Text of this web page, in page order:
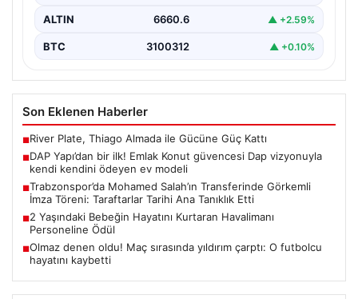
ALTIN 6660.6 ▲ +2.59%
BTC 3100312 ▲ +0.10%
Son Eklenen Haberler
■River Plate, Thiago Almada ile Gücüne Güç Kattı
■DAP Yapı’dan bir ilk! Emlak Konut güvencesi Dap vizyonuyla
kendi kendini ödeyen ev modeli
■Trabzonspor’da Mohamed Salah’ın Transferinde Görkemli
İmza Töreni: Taraftarlar Tarihi Ana Tanıklık Etti
■2 Yaşındaki Bebeğin Hayatını Kurtaran Havalimanı
Personeline Ödül
■Olmaz denen oldu! Maç sırasında yıldırım çarptı: O futbolcu
hayatını kaybetti